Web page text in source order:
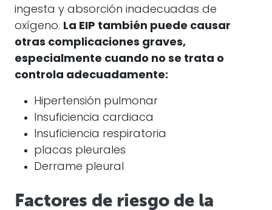
ingesta y absorción inadecuadas de
oxígeno. La EIP también puede causar
otras complicaciones graves,
especialmente cuando no se trata o
controla adecuadamente:
Hipertensión pulmonar
Insuficiencia cardiaca
Insuficiencia respiratoria
placas pleurales
Derrame pleural
Factores de riesgo de la